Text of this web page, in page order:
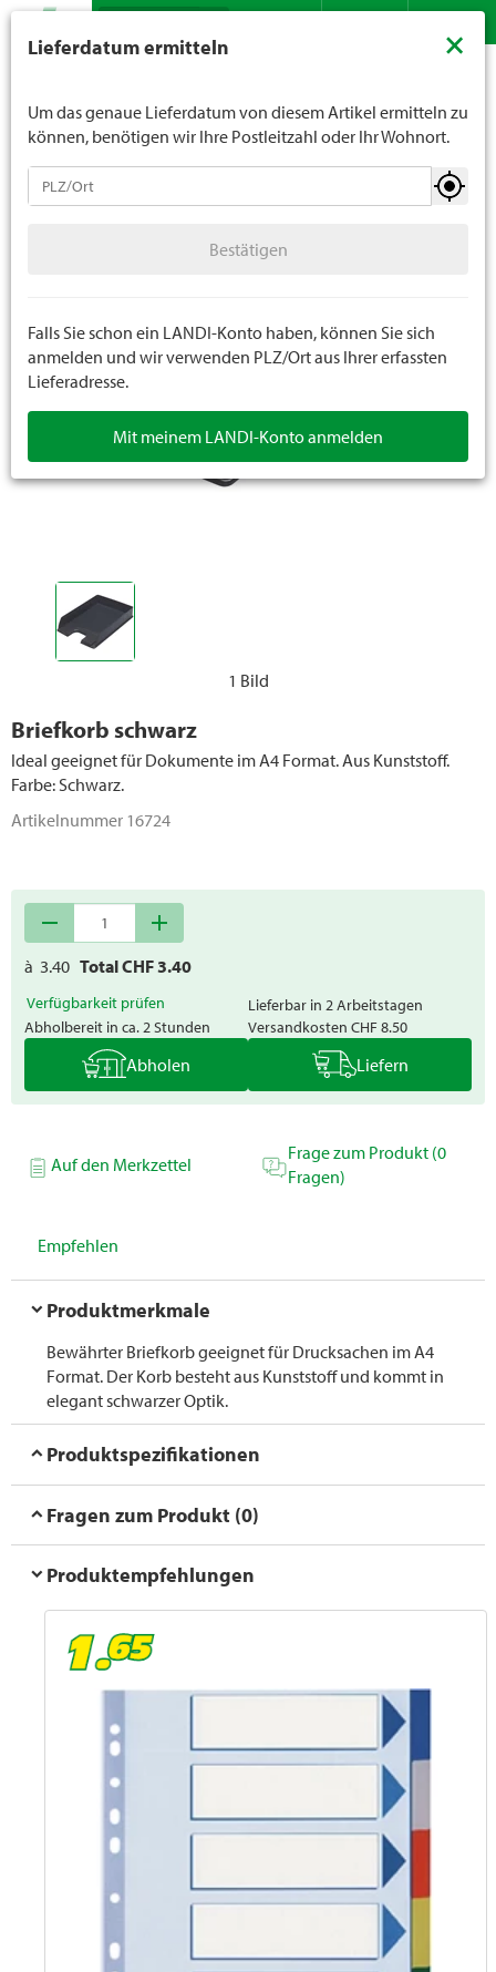
Suche
1 Bild
Briefkorb schwarz
Ideal geeignet für Dokumente im A4 Format. Aus Kunststoff.
Farbe: Schwarz.
Artikelnummer 16724
remove add
à 3.40 Total CHF3.40
Verfügbarkeit prüfen
Abholbereit in ca. 2 Stunden
Lieferbar in 2 Arbeitstagen
Versandkosten CHF 8.50
Abholen Liefern
Auf den Merkzettel
Frage zum Produkt (0
Fragen)
Empfehlen
Produktmerkmale
Bewährter Briefkorb geeignet für Drucksachen im A4
Format. Der Korb besteht aus Kunststoff und kommt in
elegant schwarzer Optik.
Produktspezifikationen
Fragen zum Produkt (0)
Produktempfehlungen
Büro
Lieferdatum ermitteln ×
Um das genaue Lieferdatum von diesem Artikel ermitteln zu
können, benötigen wir Ihre Postleitzahl oder Ihr Wohnort.
Bestätigen
Falls Sie schon ein LANDI-Konto haben, können Sie sich
anmelden und wir verwenden PLZ/Ort aus Ihrer erfassten
Lieferadresse.
Mit meinem LANDI-Konto anmelden
unter 16 Jahren. Für Spirituosen gilt die Altersgrenze von
Sie uns verbindlich Ihr Alter an.